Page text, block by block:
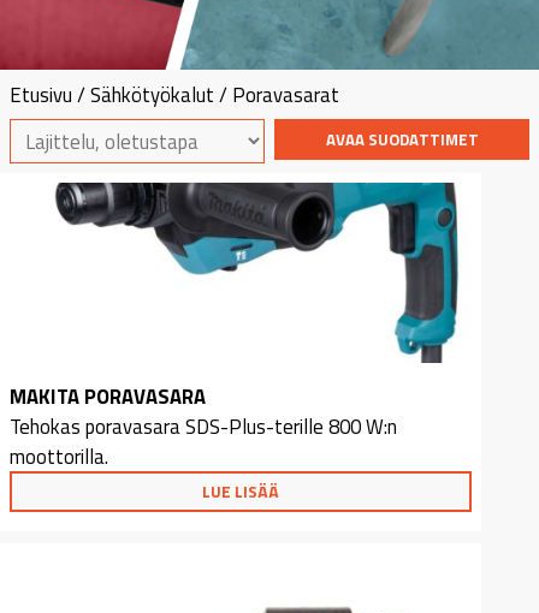
Etusivu /Sähkötyökalut / Poravasarat
AVAA SUODATTIMET
MAKITA PORAVASARA
Tehokas poravasara SDS-Plus-terille 800 W:n
moottorilla.
LUE LISÄÄ